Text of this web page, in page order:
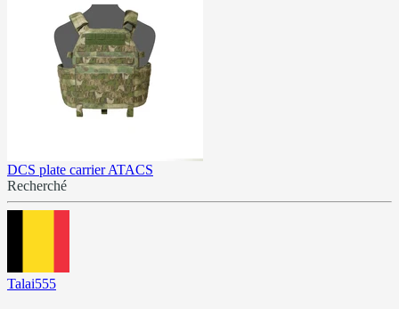
DCS plate carrier ATACS
Recherché
Talai555